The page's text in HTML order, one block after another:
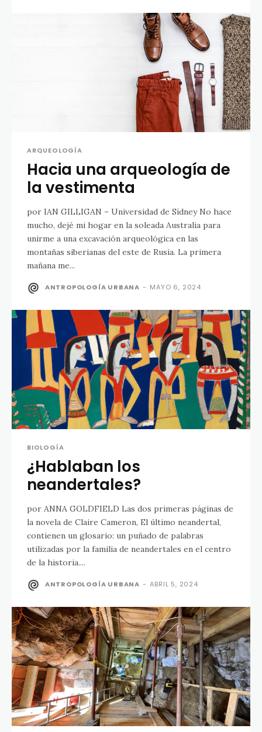
ARQUEOLOGÍA
Hacia una arqueología de
la vestimenta
por IAN GILLIGAN – Universidad de Sídney No hace
mucho, dejé mi hogar en la soleada Australia para
unirme a una excavación arqueológica en las
montañas siberianas del este de Rusia. La primera
mañana me...
ANTROPOLOGÍA URBANA - MAYO 6, 2024
BIOLOGÍA
¿Hablaban los
neandertales?
por ANNA GOLDFIELD Las dos primeras páginas de
la novela de Claire Cameron, El último neandertal,
contienen un glosario: un puñado de palabras
utilizadas por la familia de neandertales en el centro
de la historia....
ANTROPOLOGÍA URBANA - ABRIL 5, 2024